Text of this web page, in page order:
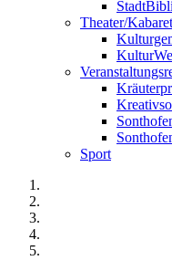
Theater/
Sport